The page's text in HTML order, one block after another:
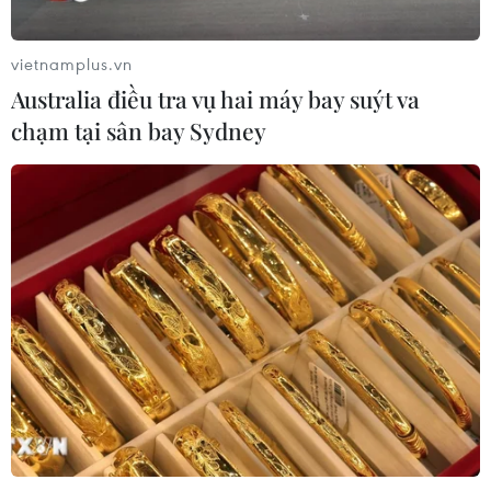
CƠ QUAN CHỦ QUẢN: THÔNG TẤN XÃ VIỆT NAM
Tổng Biên tập: TRẦN TIẾN DUẨN
Phó Tổng Biên tập: NGUYỄN THỊ TÁM, KHÚC THANH
THỦY
Sở hữu trí tuệ
Quy định sử dụng
RSS
Hỗ trợ
Ngôn ngữ
TTXVN
Dịch vụ tin
Quảng cáo
vietnamplus.vn
Australia điều tra vụ hai máy bay suýt va
chạm tại sân bay Sydney